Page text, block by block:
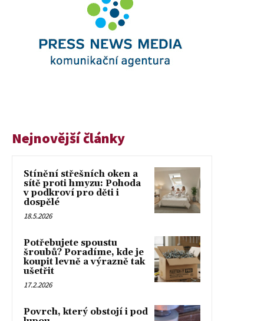
Nejnovější články
Stínění střešních oken a
sítě proti hmyzu: Pohoda
v podkroví pro děti i
dospělé
18.5.2026
Potřebujete spoustu
šroubů? Poradíme, kde je
koupit levně a výrazně tak
ušetřit
17.2.2026
Povrch, který obstojí i pod